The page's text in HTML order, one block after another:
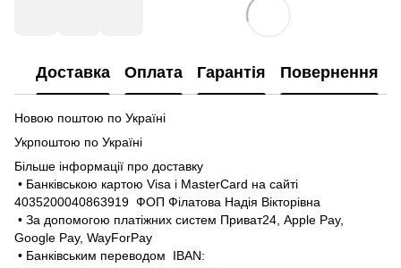
Доставка Оплата Гарантія Повернення
Новою поштою по Україні
Укрпоштою по Україні
Більше інформації про доставку
• Банківською картою Visa і MasterCard на сайті
4035200040863919 ФОП Філатова Надія Вікторівна
• За допомогою платіжних систем Приват24, Apple Pay,
Google Pay, WayForPay
• Банківським переводом IBAN: